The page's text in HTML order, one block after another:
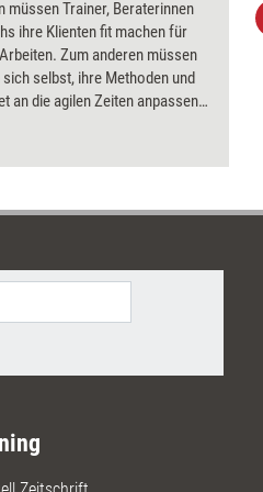
müssen Trainer, Beraterinnen
ihre Klienten fit machen für
Zum anderen müssen
selbst, ihre Methoden und
an die agilen Zeiten anpassen.